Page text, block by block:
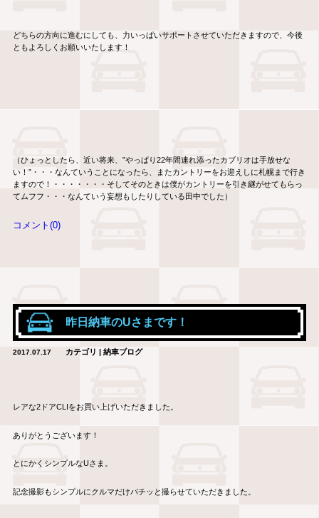
どちらの方向に進むにしても、力いっぱいサポートさせていただきますので、今後
ともよろしくお願いいたします！
（ひょっとしたら、近い将来、”やっぱり22年間連れ添ったカブリオは手放せな
い！”・・・なんていうことになったら、またカントリーをお迎えしに札幌まで行き
ますので！・・・・・・・そしてそのときは僕がカントリーを引き継がせてもらっ
てムフフ・・・なんていう妄想もしたりしている田中でした）
コメント(0)
昨日納車のUさまです！
2017.07.17 カテゴリ | 納車ブログ
レアな2ドアCLIをお買い上げいただきました。
ありがとうございます！
とにかくシンプルなUさま。
記念撮影もシンプルにクルマだけバチッと撮らせていただきました。